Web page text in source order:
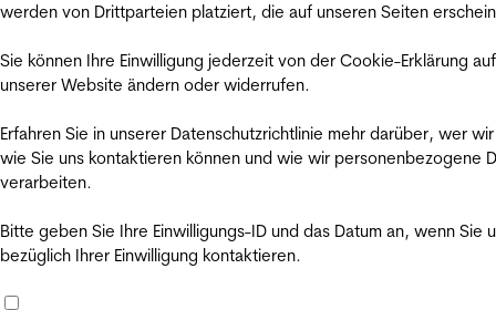
werden von Drittparteien platziert, die auf unseren Seiten
Sie können Ihre Einwilligung jederzeit von der Cookie-Erklärung auf
unserer Website ändern oder widerrufen.
Erfahren Sie in unserer Datenschutzrichtlinie mehr darüber, wer
wie Sie uns kontaktieren können und wie wir personenbezogene
verarbeiten.
Bitte geben Sie Ihre Einwilligungs-ID und das Datum an, wenn Sie
bezüglich Ihrer Einwilligung kontaktieren.